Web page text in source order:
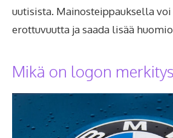
uutisista. Mainosteippauksella
erottuvuutta ja saada lisää
Mikä on logon